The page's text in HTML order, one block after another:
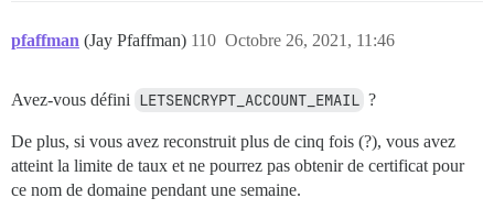
pfaffman (Jay Pfaffman) Octobre 26, 2021, 11:46
110
Avez-vous défini LETSENCRYPT_ACCOUNT_EMAIL ?
De plus, si vous avez reconstruit plus de cinq fois (?), vous avez
atteint la limite de taux et ne pourrez pas obtenir de certificat pour
ce nom de domaine pendant une semaine.